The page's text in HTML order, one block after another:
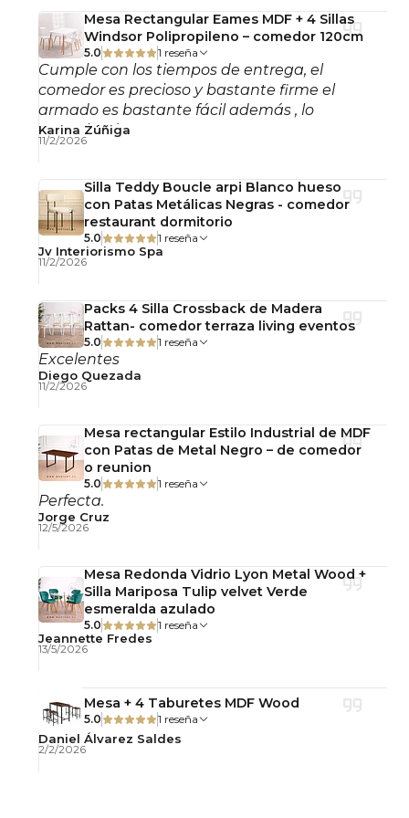
Su diseño redondo facilita la circulación en el
espacio y permite integrarla fácilmente en
ambientes glam, contemporáneos y modernos,
aportando presencia visual sin sobrecargar el
entorno.
terminación dorada crea una estética refinada
ideal para proyectos de interiorismo y espacios de
alto impacto visual.
Calidad y Durabilidad
Fabricada con cubierta devidrio templado de
10 mm, material resistente y fácil de limpiar
pensado para el uso diario.
Su estructura de
estabilidad, firmeza y durabilidad, manteniendo
una apariencia elegante y sofisticada con el paso
del tiempo.
Incluye reguladores antideslizantes que ayudan
distintas superficies.
Recomendación MARICAT®
La frase “vidrio templado de 10 mm” aporta
comercial y en los beneficios principales.
Detalles del Producto
Mesa Rectangular Eames MDF + 4 Sillas
Windsor Polipropileno – comedor 120cm
5.0 1 reseña
Cumple con los tiempos de entrega, el
comedor es precioso y bastante firme el
armado es bastante fácil además , lo
recomiendo!
Karina Zúñiga
11/2/2026
Silla Teddy Boucle arpi Blanco hueso
con Patas Metálicas Negras - comedor
restaurant dormitorio
5.0 1 reseña
Jv Interiorismo Spa
11/2/2026
Packs 4 Silla Crossback de Madera
Rattan- comedor terraza living eventos
5.0 1 reseña
Excelentes
Diego Quezada
11/2/2026
Mesa rectangular Estilo Industrial de MDF
con Patas de Metal Negro – de comedor
o reunion
5.0 1 reseña
Perfecta.
Jorge Cruz
12/5/2026
Mesa Redonda Vidrio Lyon Metal Wood +
Silla Mariposa Tulip velvet Verde
esmeralda azulado
5.0 1 reseña
Jeannette Fredes
13/5/2026
Mesa + 4 Taburetes MDF Wood
5.0 1 reseña
Daniel Álvarez Saldes
2/2/2026